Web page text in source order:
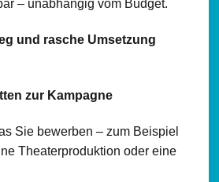
– unabhängig vom Budget.
und rasche Umsetzung
zur Kampagne
Sie bewerben – zum Beispiel
Theaterproduktion oder eine